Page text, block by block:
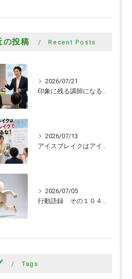
の投稿 Recent Posts
2026/07/21
印象に残る講師になるために
2026/07/13
アイスブレイクはアイスブレイクで終わらせるな！
2026/07/05
行動語録 その１０４０ 行動あるのみ！
Tags